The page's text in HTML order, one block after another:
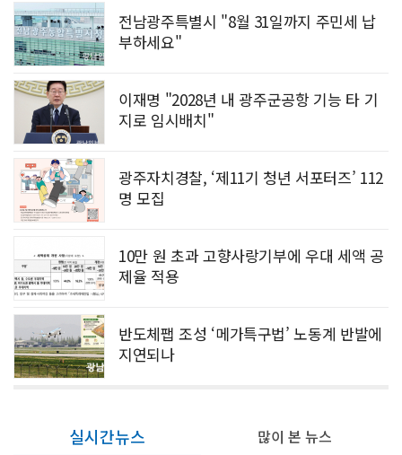
전남광주특별시 "8월 31일까지 주민세 납
부하세요"
이재명 "2028년 내 광주군공항 기능 타 기
지로 임시배치"
광주자치경찰, ‘제11기 청년 서포터즈’ 112
명 모집
10만 원 초과 고향사랑기부에 우대 세액 공
제율 적용
반도체팹 조성 ‘메가특구법’ 노동계 반발에
지연되나
실시간뉴스 많이 본 뉴스